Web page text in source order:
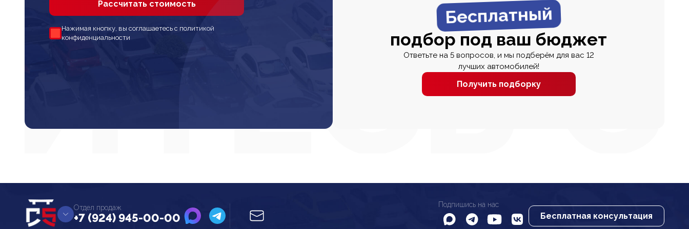
Рассчитать стоимость
Нажимая кнопку, вы соглашаетесь с политикой
конфиденциальности
Бесплатный
подбор под ваш бюджет
Ответьте на 5 вопросов, и мы подберём для вас 12
лучших автомобилей!
Получить подборку
Отдел продаж
+7 (924) 945-00-00
Подпишись на нас
Бесплатная консультация